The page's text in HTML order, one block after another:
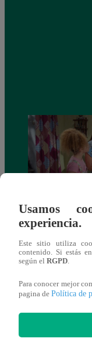
Valentina
Jenny atan
Elsa y Wilfredo!
Usamos
experiencia.
Este sitio utiliza
contenido. Si estás
según el RGPD.
Para conocer mejor
pagina de Política de